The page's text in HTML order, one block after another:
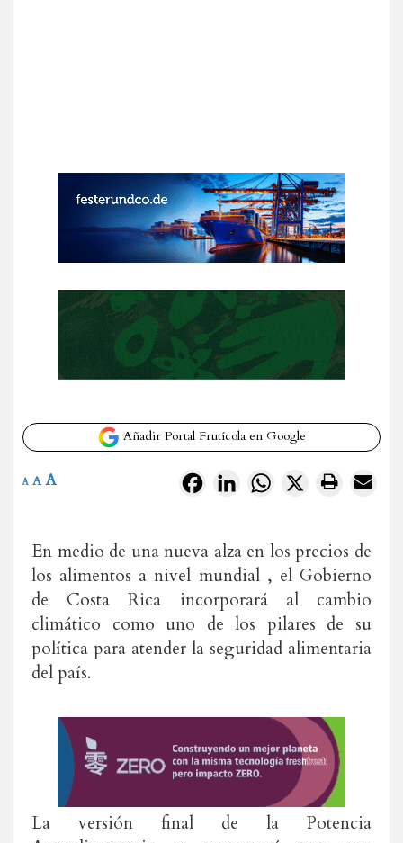
Añadir Portal Frutícola en Google
FacebookLinkedInWhatsApp
X
A A A
En medio de una nueva alza en los precios de
los alimentos a nivel mundial , el Gobierno
de Costa Rica incorporará al cambio
climático como uno de los pilares de su
política para atender la seguridad alimentaria
del país.
La versión final de la Potencia